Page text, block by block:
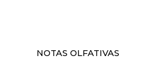
NOTAS OLFATIVAS